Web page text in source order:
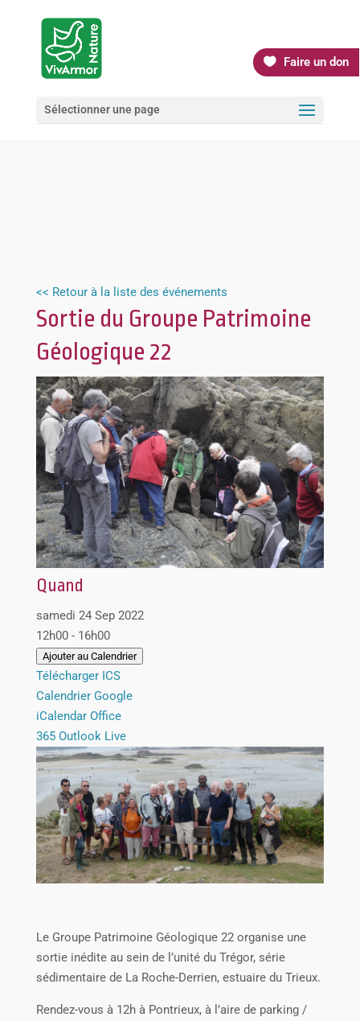
Faire un don
Sélectionner une page
<< Retour à la liste des événements
Sortie du Groupe Patrimoine
Géologique 22
Quand
samedi 24 Sep 2022
12h00 - 16h00
Ajouter au Calendrier
Télécharger ICS
Calendrier Google
iCalendar Office
365 Outlook Live
Le Groupe Patrimoine Géologique 22 organise une
sortie inédite au sein de l’unité du Trégor, série
sédimentaire de La Roche-Derrien, estuaire du Trieux.
Rendez-vous à 12h à Pontrieux, à l’aire de parking /